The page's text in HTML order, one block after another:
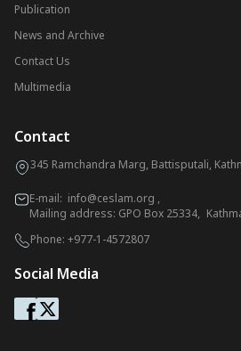
Publication
News and Archive
Contact Us
Multimedia
Contact
345 Ramchandra Marg, Battisputali,
E-mail: info@ceslam.org ,
Mailing address: GPO Box 25334,
Phone: +977-1-4572807
Social Media